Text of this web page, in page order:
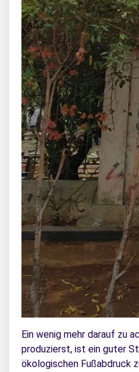
Ein wenig mehr darauf zu
produzierst, ist ein guter
ökologischen Fußabdruck